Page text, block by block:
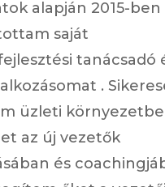
alapján 2015-ben
saját
tanácsadó
.
üzleti
az új vezetők
és